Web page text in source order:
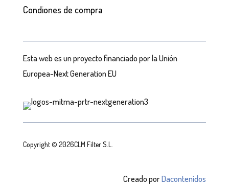
Condiones de compra
Esta web es un proyecto financiado por la Unión
Europea-Next Generation EU
Copyright © 2026CLM Filter S.L.
Creado porDacontenidos